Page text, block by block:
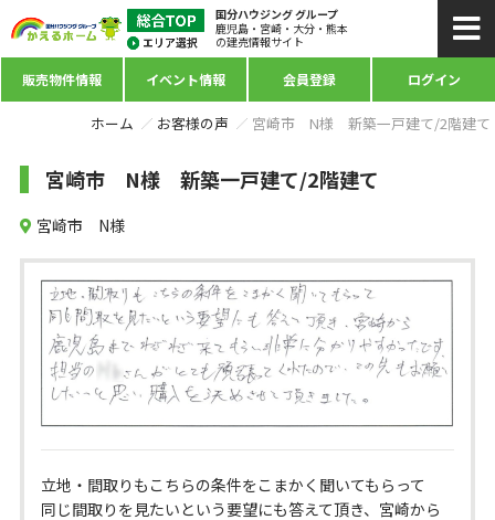
国分ハウジング グループ
鹿児島・宮崎・大分・熊本
の建売情報サイト
販売物件情報 イベント情報 会員登録 ログイン
ホーム お客様の声 宮崎市 N様 新築一戸建て/2階建て
宮崎市 N様 新築一戸建て/2階建て
宮崎市 N様
立地・間取りもこちらの条件をこまかく聞いてもらって
同じ間取りを見たいという要望にも答えて頂き、宮崎から